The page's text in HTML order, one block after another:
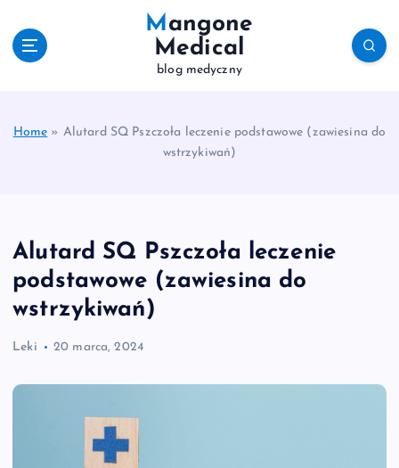
Mangone
Medical
blog medyczny
Home » Alutard SQ Pszczoła leczenie podstawowe (zawiesina do
wstrzykiwań)
Alutard SQ Pszczoła leczenie
podstawowe (zawiesina do
wstrzykiwań)
Leki 20 marca, 2024